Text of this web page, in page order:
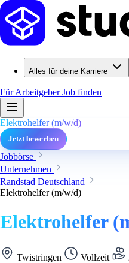
Alles für deine Karriere
Für ArbeitgeberJob finden
Elektrohelfer (m/w/d)
Jetzt bewerben
Jobbörse
Unternehmen
Randstad Deutschland
Elektrohelfer (m/w/d)
Elektrohelfer
Twistringen Vollzeit